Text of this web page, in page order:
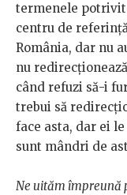
termenele
centru de
România, dar nu
nu
când refuzi să-i
trebui să
face asta, dar ei
sunt mândri de
Ne uităm împreună